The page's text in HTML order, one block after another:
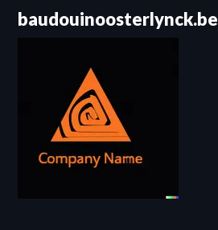
Passerbaudouinoosterlynck.be